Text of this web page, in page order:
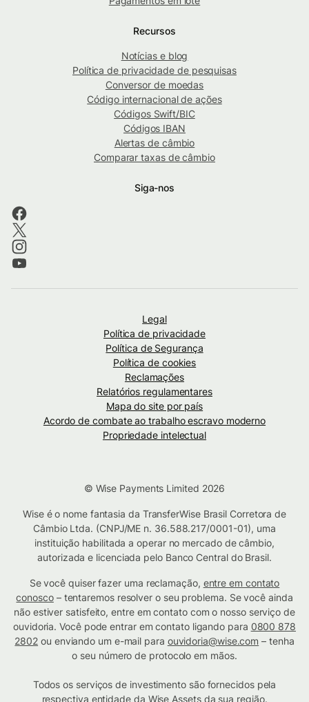
Recursos
Notícias e blog
Política de privacidade de pesquisas
Conversor de moedas
Código internacional de ações
Códigos Swift/BIC
Códigos IBAN
Alertas de câmbio
Comparar taxas de câmbio
Siga-nos
Legal
Política de privacidade
Política de Segurança
Política de cookies
Reclamações
Relatórios regulamentares
Mapa do site por país
Acordo de combate ao trabalho escravo moderno
Propriedade intelectual
© Wise Payments Limited 2026
Wise é o nome fantasia da TransferWise Brasil Corretora de
Câmbio Ltda. (CNPJ/ME n. 36.588.217/0001-01), uma
instituição habilitada a operar no mercado de câmbio,
autorizada e licenciada pelo Banco Central do Brasil.
Se você quiser fazer uma reclamação, entre em contato
conosco– tentaremos resolver o seu problema. Se você ainda
não estiver satisfeito, entre em contato com o nosso serviço de
ouvidoria. Você pode entrar em contato ligando para 0800 878
2802 ou enviando um e-mail para ouvidoria@wise.com – tenha
o seu número de protocolo em mãos.
Todos os serviços de investimento são fornecidos pela
respectiva entidade da Wise Assets da sua região.